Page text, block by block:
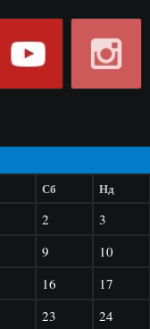
Сб Нд
2
3
9
10
16
17
23 24